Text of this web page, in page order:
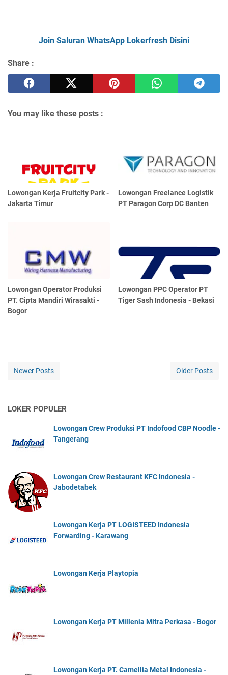
Join Saluran WhatsApp Lokerfresh Disini
Share :
You may like these posts :
Lowongan Kerja Fruitcity Park -
Jakarta Timur
Lowongan Freelance Logistik
PT Paragon Corp DC Banten
Lowongan Operator Produksi
PT. Cipta Mandiri Wirasakti -
Bogor
Lowongan PPC Operator PT
Tiger Sash Indonesia - Bekasi
Newer Posts Older Posts
LOKER POPULER
Lowongan Crew Produksi PT Indofood CBP Noodle -
Tangerang
Lowongan Crew Restaurant KFC Indonesia -
Jabodetabek
Lowongan Kerja PT LOGISTEED Indonesia
Forwarding - Karawang
Lowongan Kerja Playtopia
Lowongan Kerja PT Millenia Mitra Perkasa - Bogor
Lowongan Kerja PT. Camellia Metal Indonesia -